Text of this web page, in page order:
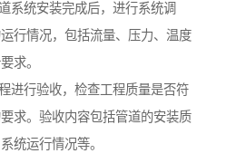
系统安装完成后，进行系统调
行情况，包括流量、压力、温度
求。
进行验收，检查工程质量是否符
求。验收内容包括管道的安装质
统运行情况等。